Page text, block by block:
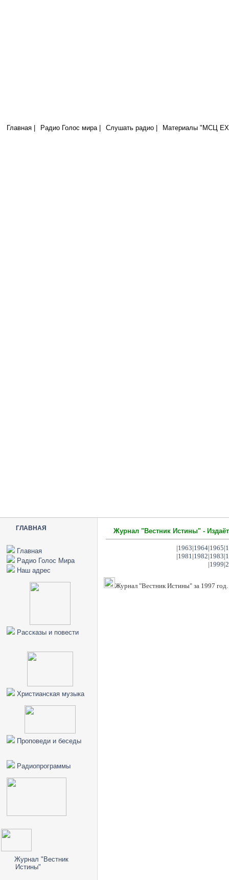
Главная | Радио Голос мира | Слушать радио | Материалы "МСЦ
ГЛАВНАЯ
Главная
Радио Голос Мира
Наш адрес
Рассказы и повести
Христианская музыка
Проповеди и беседы
Радиопрограммы
Журнал "Вестник
Истины"
Журнал "Вестник Истины" -
|1963|1964|1965|
|1981|1982|1983|
|1999|
Журнал "Вестник Истины" за 1997